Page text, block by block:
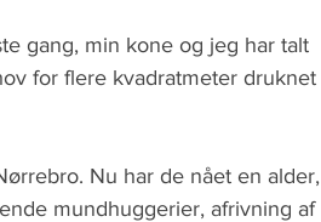
gang, min kone og jeg har talt
for flere kvadratmeter druknet
Nu har de nået en alder,
mundhuggerier, afrivning af